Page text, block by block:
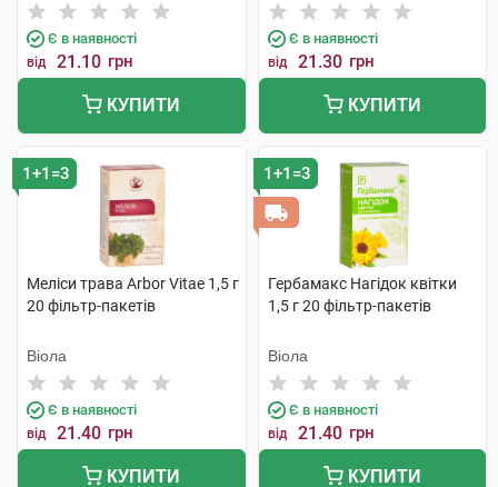
Є в наявності
від 21.10 грн
КУПИТИ
Є в наявності
від 21.30 грн
КУПИТИ
1+1=3
Меліси трава Arbor Vitae 1,5 г
20 фільтр-пакетів
Віола
Є в наявності
від 21.40 грн
КУПИТИ
1+1=3
Гербамакс Нагідок квітки
1,5 г 20 фільтр-пакетів
Віола
Є в наявності
від 21.40 грн
КУПИТИ